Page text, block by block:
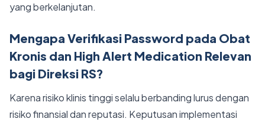
yang berkelanjutan.
Mengapa Verifikasi Password pada Obat
Kronis dan High Alert Medication Relevan
bagi Direksi RS?
Karena risiko klinis tinggi selalu berbanding lurus dengan
risiko finansial dan reputasi. Keputusan implementasi